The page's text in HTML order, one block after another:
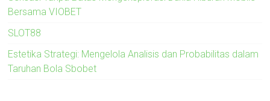
Bersama VIOBET
SLOT88
Estetika Strategi: Mengelola Analisis dan Probabilitas dalam
Taruhan Bola Sbobet